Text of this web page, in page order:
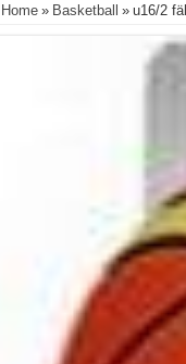
Home » Basketball » u16/2